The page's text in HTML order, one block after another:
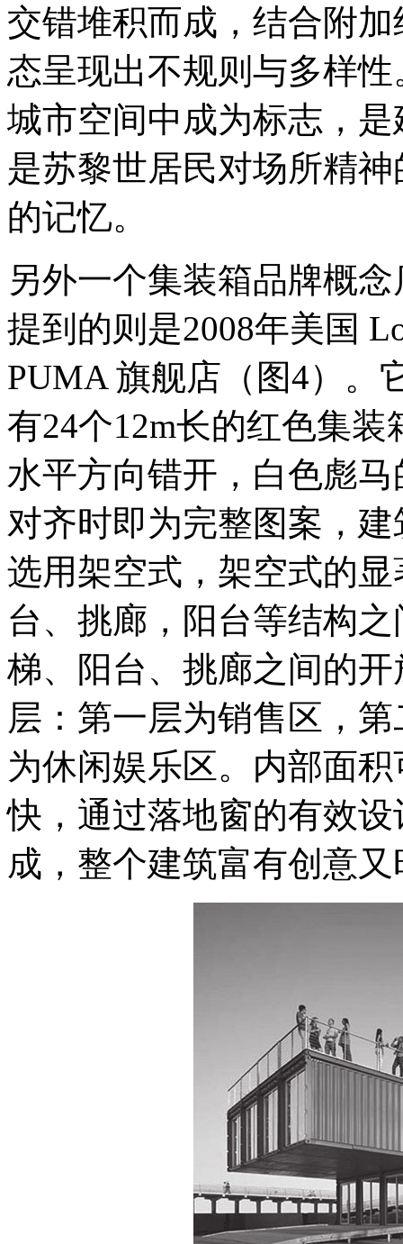
交错堆积而成，结合附
态呈现出不规则与多样
城市空间中成为标志，
是苏黎世居民对场所精
的记忆。
另外一个集装箱品牌概
提到的则是2008年美国
PUMA 旗舰店（图4）。
有24个12m长的红色集
水平方向错开，白色彪
对齐时即为完整图案，
选用架空式，架空式的
台、挑廊，阳台等结构
梯、阳台、挑廊之间的
层：第一层为销售区，
为休闲娱乐区。内部面
快，通过落地窗的有效
成，整个建筑富有创意